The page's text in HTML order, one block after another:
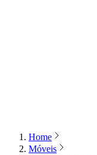
Home
Móveis